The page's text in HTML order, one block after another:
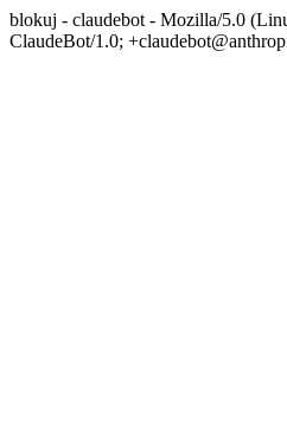
blokuj - claudebot - Mozilla/5.0
ClaudeBot/1.0;